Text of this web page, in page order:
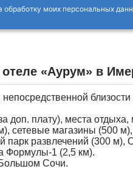
обработку моих персональных
«Аурум» в
доп. плату), места отдыха,
сетевые магазины (500
развлечений (300 м),
Формулы-1 (2,5 км).
Сочи.